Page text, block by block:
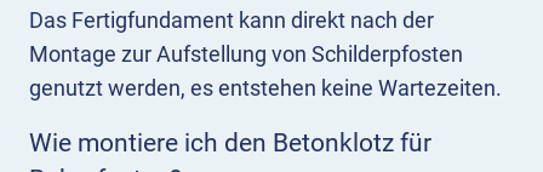
Das Fertigfundament kann direkt nach der
Montage zur Aufstellung von Schilderpfosten
genutzt werden, es entstehen keine Wartezeiten.
Wie montiere ich den Betonklotz für